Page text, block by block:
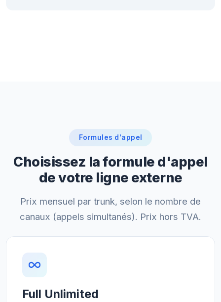
Formules d'appel
Choisissez la formule d'appel
de votre ligne externe
Prix mensuel par trunk, selon le nombre de
canaux (appels simultanés). Prix hors TVA.
Full Unlimited